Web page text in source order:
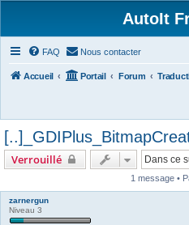
AutoIt
FAQ Nous contacter
Accueil Portail Forum
Verrouillé
1 message •
zarnergun
Niveau 3